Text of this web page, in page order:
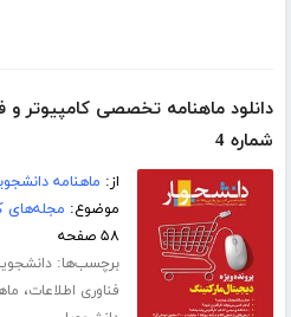
دانلود ماهنامه تخصصی کامپیوتر و
شماره 4
از: ماهنامه
موضوع: مجله‌های
۵۸ صفحه
برچسب‌ها:
فناوری اطلاعات،